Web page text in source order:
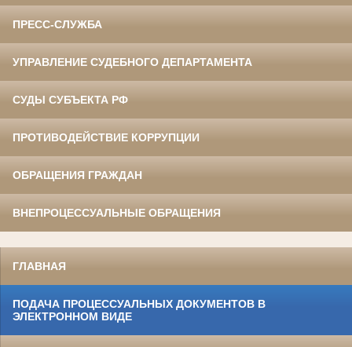
ПРЕСС-СЛУЖБА
УПРАВЛЕНИЕ СУДЕБНОГО ДЕПАРТАМЕНТА
СУДЫ СУБЪЕКТА РФ
ПРОТИВОДЕЙСТВИЕ КОРРУПЦИИ
ОБРАЩЕНИЯ ГРАЖДАН
ВНЕПРОЦЕССУАЛЬНЫЕ ОБРАЩЕНИЯ
ГЛАВНАЯ
ПОДАЧА ПРОЦЕССУАЛЬНЫХ ДОКУМЕНТОВ В
ЭЛЕКТРОННОМ ВИДЕ